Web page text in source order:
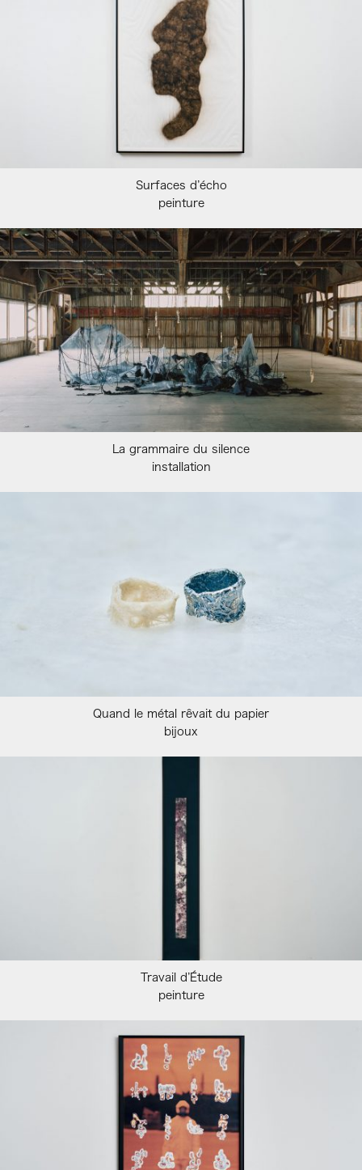
Surfaces d’écho
peinture
La grammaire du silence
installation
Quand le métal rêvait du papier
bijoux
Travail d’Étude
peinture